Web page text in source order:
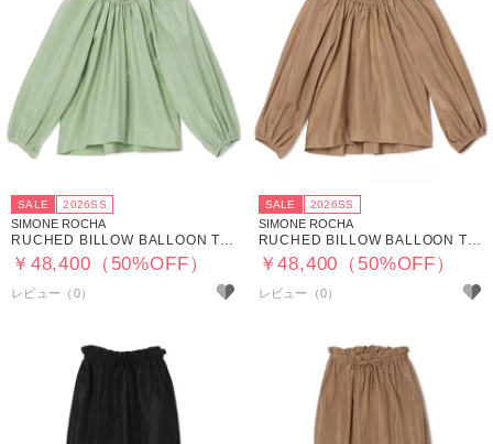
SALE 2026SS
SIMONE ROCHA
RUCHED BILLOW BALLOON TOP
￥48,400（50%OFF）
SALE 2026SS
SIMONE ROCHA
RUCHED BILLOW BALLOON TOP
￥48,400（50%OFF）